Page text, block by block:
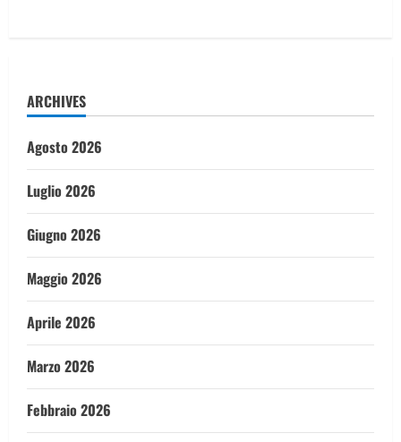
ARCHIVES
Agosto 2026
Luglio 2026
Giugno 2026
Maggio 2026
Aprile 2026
Marzo 2026
Febbraio 2026